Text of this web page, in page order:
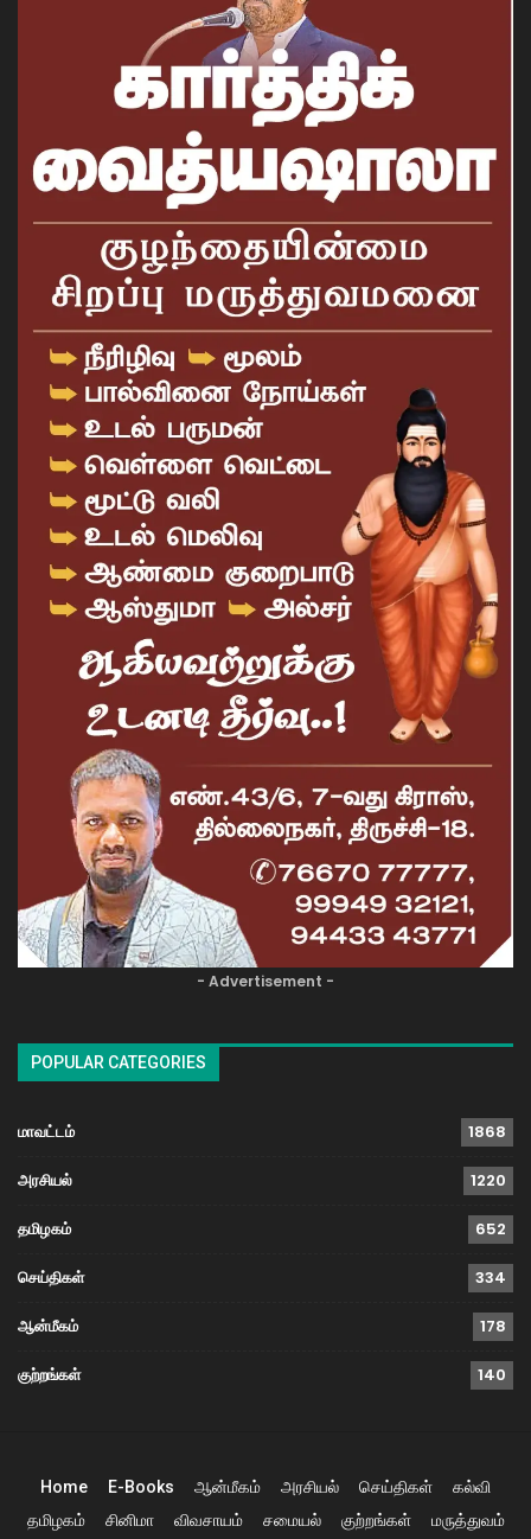
- Advertisement -
POPULAR CATEGORIES
மாவட்டம் 1868
அரசியல் 1220
தமிழகம் 652
செய்திகள் 334
ஆன்மீகம் 178
குற்றங்கள் 140
Home E-Books ஆன்மீகம் அரசியல் செய்திகள்
கல்வி
தமிழகம்
சினிமா விவசாயம் சமையல் குற்றங்கள் மருத்துவம்